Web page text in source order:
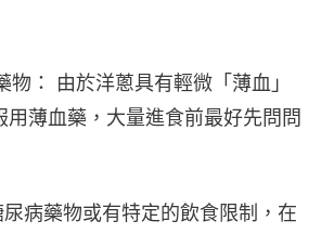
： 由於洋蔥具有輕微「薄血」
用薄血藥，大量進食前最好先問問
病藥物或有特定的飲食限制，在